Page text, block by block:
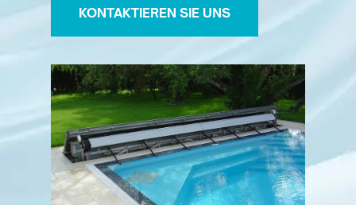
KONTAKTIEREN SIE UNS